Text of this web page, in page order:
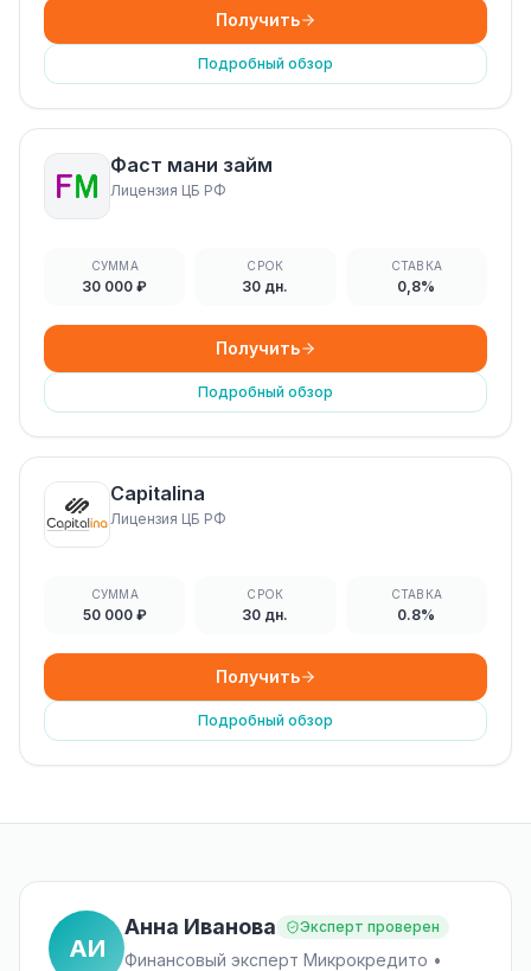
Получить
Подробный обзор
Фаст мани займ
Лицензия ЦБ РФ
СУММА
30 000 ₽
СРОК
30 дн.
СТАВКА
0,8%
Получить
Подробный обзор
Capitalina
Лицензия ЦБ РФ
СУММА
50 000 ₽
СРОК
30 дн.
СТАВКА
0.8%
Получить
Подробный обзор
АИ
Анна Иванова Эксперт проверен
Финансовый эксперт Микрокредито •